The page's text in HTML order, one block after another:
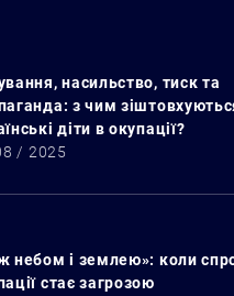
насильство, тиск та
з чим
діти в окупації?
/ 2025
небом і землею»: коли
стає загрозою